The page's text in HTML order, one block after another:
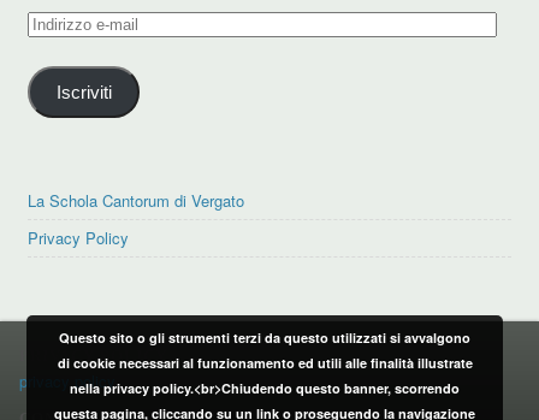
Indirizzo
mail
Iscriviti
La Schola Cantorum di Vergato
Privacy Policy
PRIVACY POLICY
privacy policy
Questo sito o gli strumenti terzi da questo utilizzati si avvalgono
di cookie necessari al funzionamento ed utili alle finalità illustrate
nella privacy policy.<br>Chiudendo questo banner, scorrendo
questa pagina, cliccando su un link o proseguendo la navigazione